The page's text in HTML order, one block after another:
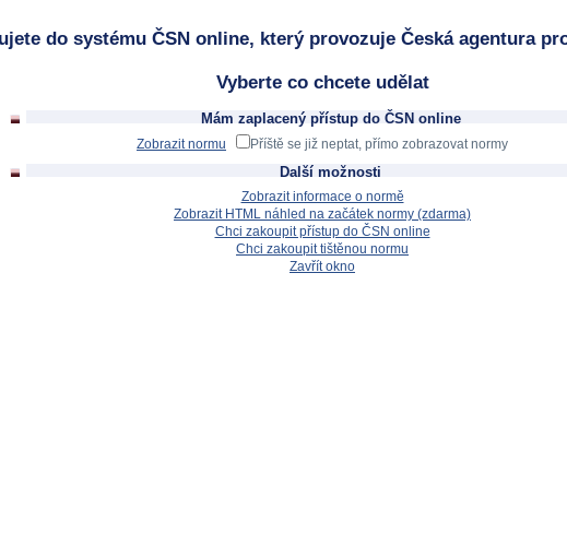
do systému ČSN online, který provozuje Česká agentura
Vyberte co chcete udělat
Mám zaplacený přístup do ČSN online
Zobrazit normu Příště se již neptat, přímo zobrazovat normy
Další možnosti
Zobrazit informace o normě
Zobrazit HTML náhled na začátek normy (zdarma)
Chci zakoupit přístup do ČSN online
Chci zakoupit tištěnou normu
Zavřít okno